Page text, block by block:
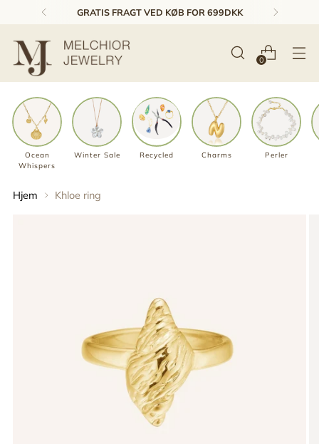
1-3 DAGES LEVERING & GRATIS RETUR*
0
Ocean
Whispers
Winter Sale Recycled Charms Perler
Hjem Khloe ring